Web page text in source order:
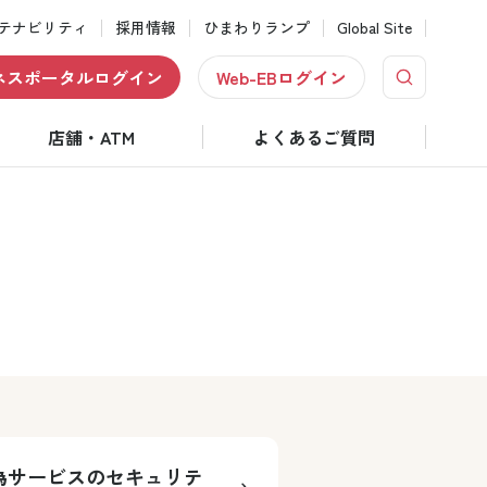
ナビリティ 採用情報 ひまわりランプ Global Site
スポータルログイン Web-EBログイン
店舗・ATM よくあるご質問
サービスのセキュリテ